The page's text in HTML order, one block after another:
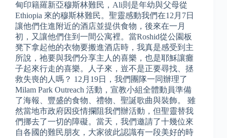
甸印籍羅新亞穆斯林難民，Ali則是年幼與父母從
Ethiopia 來的穆斯林難民。聖靈感動我們在12月7日
讓他們住進附近的酒店並提供食物，後來在一月
初，又讓他們住到一間公寓裡。當Roshid從公園板
凳下拿起他的衣物要搬進酒店時，我真是感受到主
所說，祂要與我們分享主人的喜樂，也是耶穌讓癱
子起來行走的喜樂。人子來，豈不是正要尋找、拯
救失喪的人嗎？ 12月19日，我們團隊一同辦理了
Milam Park Outreach 活動，宣教小組全體動員準備
了海報、豐盛的食物、禮物、聖誕歌曲與裝飾。 雖
然當地市政府因疫情攔阻我們辦活動，但聖靈替我
們挪去了一切的障礙。當天，我們邀請了十幾位來
自各國的難民朋友，大家彼此認識有一段美好的時